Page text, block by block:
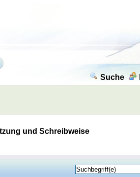
Suche
und Schreibweise